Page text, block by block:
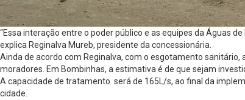
“Essa interação entre o poder público e as equipes da Águas
explica Reginalva Mureb, presidente da concessionária.
Ainda de acordo com Reginalva, com o esgotamento
moradores. Em Bombinhas, a estimativa é de que sejam
A capacidade de tratamento será de 165L/s, ao final da
cidade.